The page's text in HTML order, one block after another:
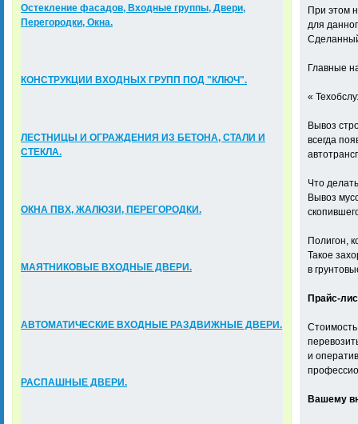
При этом
для
Главные
«
Вывоз
всегда
Что
Вывоз
Полигон,
Такое
в
Прайс-
Стоимость
и
Вашему
Остекление фасадов, Входные группы, Двери,
Перегородки, Окна.
КОНСТРУКЦИИ ВХОДНЫХ ГРУПП ПОД "КЛЮЧ".
ЛЕСТНИЦЫ И ОГРАЖДЕНИЯ ИЗ БЕТОНА, СТАЛИ И
СТЕКЛА.
ОКНА ПВХ, ЖАЛЮЗИ, ПЕРЕГОРОДКИ.
МАЯТНИКОВЫЕ ВХОДНЫЕ ДВЕРИ.
АВТОМАТИЧЕСКИЕ ВХОДНЫЕ РАЗДВИЖНЫЕ ДВЕРИ.
РАСПАШНЫЕ ДВЕРИ.